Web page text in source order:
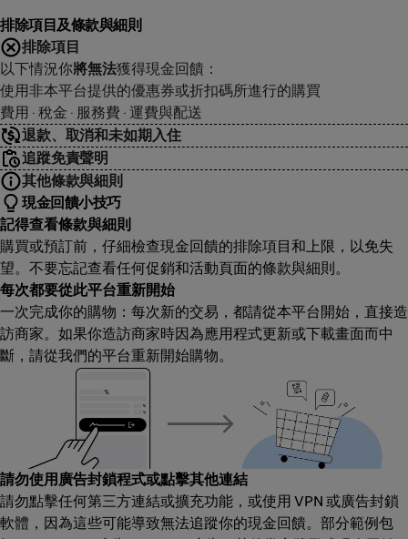
排除項目及條款與細則
排除項目
以下情況你將無法獲得現金回饋：
使用非本平台提供的優惠券或折扣碼所進行的購買
費用 · 稅金 · 服務費 · 運費與配送
退款、取消和未如期入住
追蹤免責聲明
其他條款與細則
現金回饋小技巧
記得查看條款與細則
購買或預訂前，仔細檢查現金回饋的排除項目和上限，以免失
望。不要忘記查看任何促銷和活動頁面的條款與細則。
每次都要從此平台重新開始
一次完成你的購物：每次新的交易，都請從本平台開始，直接造
訪商家。如果你造訪商家時因為應用程式更新或下載畫面而中
斷，請從我們的平台重新開始購物。
請勿使用廣告封鎖程式或點擊其他連結
請勿點擊任何第三方連結或擴充功能，或使用 VPN 或廣告封鎖
軟體，因為這些可能導致無法追蹤你的現金回饋。部分範例包